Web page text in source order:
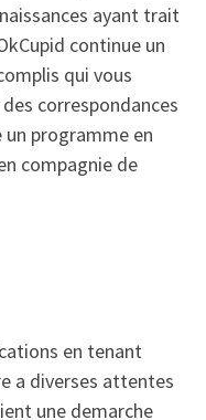
ayant trait
continue un
qui vous
correspondances
programme en
compagnie de
en tenant
a diverses attentes
une demarche